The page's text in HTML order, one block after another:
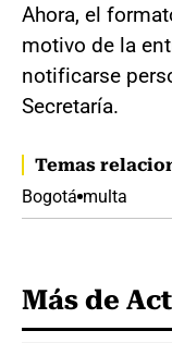
Ahora, el
motivo de la
notificarse
Secretaría.
Temas
Bogotá multa
Más de